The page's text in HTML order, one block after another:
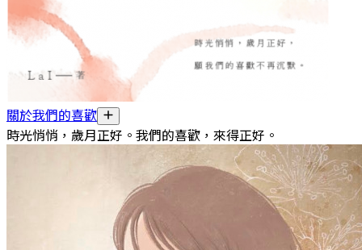
關於我們的喜歡
時光悄悄，歲月正好。我們的喜歡，來得正好。